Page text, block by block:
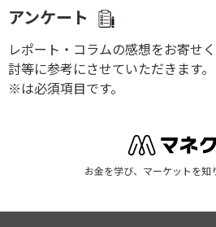
アンケート
レポート・コラムの感想をお寄せ
討等に参考にさせていただきます。
※は必須項目です。
お金を学び、マーケットを知